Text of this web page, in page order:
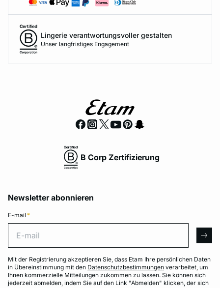
Lingerie verantwortungsvoller gestalten
Unser langfristiges Engagement
B Corp Zertifizierung
Newsletter abonnieren
E-mail *
Mit der Registrierung akzeptieren Sie, dass Etam Ihre persönlichen Daten
in Übereinstimmung mit den Datenschutzbestimmungen verarbeitet, um
Ihnen kommerzielle Mitteilungen zukommen zu lassen. Sie können sich
jederzeit abmelden, indem Sie auf den Link "Abmelden" klicken, der sich